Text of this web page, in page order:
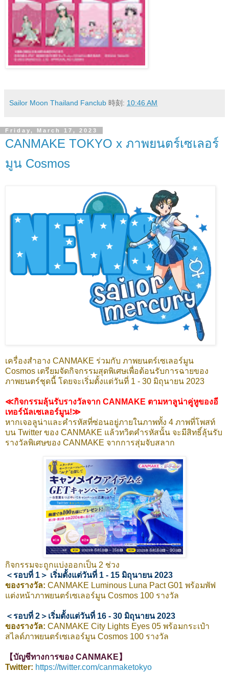
Sailor Moon Thailand Fanclub 時刻: 10:46 AM
Friday, March 17, 2023
CANMAKE TOKYO x ภาพยนตร์เซเลอร์
มูน Cosmos
เครื่องสำอาง CANMAKE ร่วมกับ ภาพยนตร์เซเลอร์มูน
Cosmos เตรียมจัดกิจกรรมสุดพิเศษเพื่อต้อนรับการฉายของ
ภาพยนตร์ชุดนี้ โดยจะเริ่มตั้งแต่วันที่ 1 - 30 มิถุนายน 2023
≪กิจกรรมลุ้นรับรางวัลจาก CANMAKE ตามหาลูน่าคู่หูของอี
เทอร์นัลเซเลอร์มูน!≫
หากเจอลูน่าและคำรหัสที่ซ่อนอยู่ภายในภาพทั้ง 4 ภาพที่โพสท์
บน Twitter ของ CANMAKE แล้วทวิตคำรหัสนั้น จะมีสิทธิ์ลุ้นรับ
รางวัลพิเศษของ CANMAKE จากการสุ่มจับสลาก
กิจกรรมจะถูกแบ่งออกเป็น 2 ช่วง
＜รอบที่ 1＞ เริ่มตั้งแต่วันที่ 1 - 15 มิถุนายน 2023
ของรางวัล: CANMAKE Luminous Luna Pact G01 พร้อมพัฟ
แต่งหน้าภาพยนตร์เซเลอร์มูน Cosmos 100 รางวัล
＜รอบที่ 2＞เริ่มตั้งแต่วันที่ 16 - 30 มิถุนายน 2023
ของรางวัล: CANMAKE City Lights Eyes 05 พร้อมกระเป๋า
สไลด์ภาพยนตร์เซเลอร์มูน Cosmos 100 รางวัล
【บัญชีทางการของ CANMAKE】
Twitter: https://twitter.com/canmaketokyo